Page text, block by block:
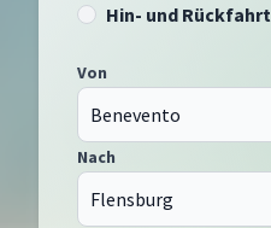
Hin- und Rückfahrt
Von
Nach